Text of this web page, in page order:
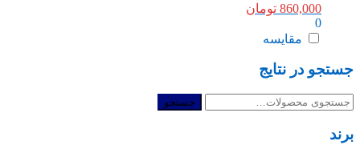
860,000 تومان
0
مقایسه
جستجو در نتایج
جستجو
جستجو
برند